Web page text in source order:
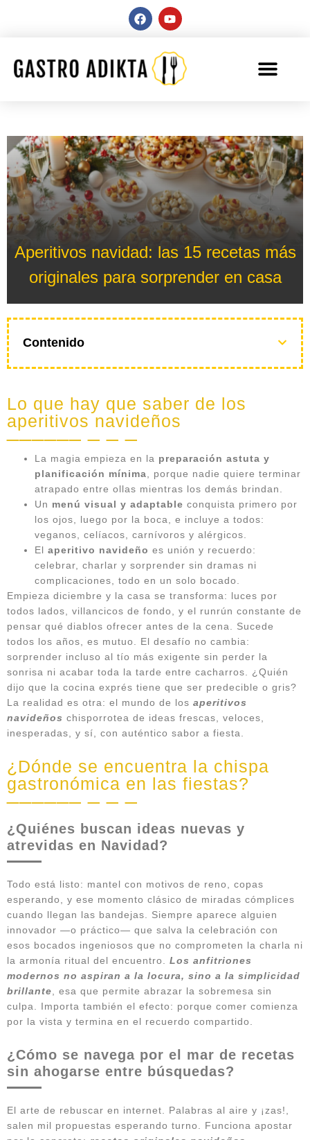
Aperitivos navidad: las 15 recetas más
originales para sorprender en casa
Contenido
Lo que hay que saber de los
aperitivos navideños
La magia empieza en la preparación astuta y
planificación mínima , porque nadie quiere terminar
atrapado entre ollas mientras los demás brindan.
Un menú visual y adaptable conquista primero por
los ojos, luego por la boca, e incluye a todos:
veganos, celíacos, carnívoros y alérgicos.
El aperitivo navideño es unión y recuerdo:
celebrar, charlar y sorprender sin dramas ni
complicaciones, todo en un solo bocado.
Empieza diciembre y la casa se transforma: luces por
todos lados, villancicos de fondo, y el runrún constante de
pensar qué diablos ofrecer antes de la cena. Sucede
todos los años, es mutuo. El desafío no cambia:
sorprender incluso al tío más exigente sin perder la
sonrisa ni acabar toda la tarde entre cacharros. ¿Quién
dijo que la cocina exprés tiene que ser predecible o gris?
La realidad es otra: el mundo de los aperitivos
navideños chisporrotea de ideas frescas, veloces,
inesperadas, y sí, con auténtico sabor a fiesta.
¿Dónde se encuentra la chispa
gastronómica en las fiestas?
¿Quiénes buscan ideas nuevas y
atrevidas en Navidad?
Todo está listo: mantel con motivos de reno, copas
esperando, y ese momento clásico de miradas cómplices
cuando llegan las bandejas. Siempre aparece alguien
innovador —o práctico— que salva la celebración con
esos bocados ingeniosos que no comprometen la charla ni
la armonía ritual del encuentro. Los anfitriones
modernos no aspiran a la locura, sino a la simplicidad
brillante , esa que permite abrazar la sobremesa sin
culpa. Importa también el efecto: porque comer comienza
por la vista y termina en el recuerdo compartido.
¿Cómo se navega por el mar de recetas
sin ahogarse entre búsquedas?
El arte de rebuscar en internet. Palabras al aire y ¡zas!,
salen mil propuestas esperando turno. Funciona apostar